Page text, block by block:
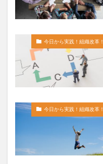
今日から実践！組織改革！
今日から実践！組織改革！